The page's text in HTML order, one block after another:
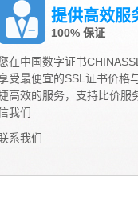
提供高效服
100% 保证
在中国数字证书
受最便宜的SSL证书价格
高效的服务，支持比价服
我们
系我们